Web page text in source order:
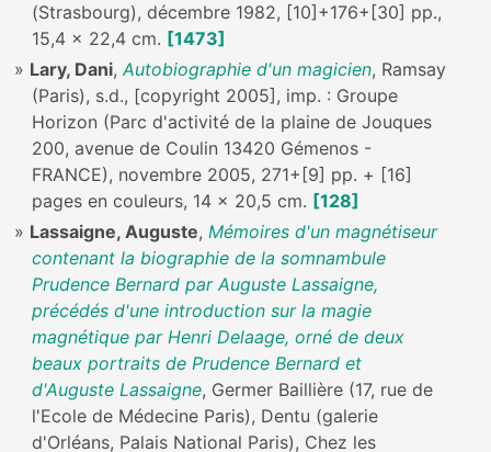
(Strasbourg), décembre 1982, [10]+176+[30] pp.,
15,4 x 22,4 cm. [1473]
Lary, Dani,Autobiographie d'un magicien, Ramsay
(Paris), s.d., [copyright 2005], imp. : Groupe
Horizon (Parc d'activité de la plaine de Jouques
200, avenue de Coulin 13420 Gémenos -
FRANCE), novembre 2005, 271+[9] pp. + [16]
pages en couleurs, 14 x 20,5 cm. [128]
Lassaigne, Auguste, Mémoires d'un magnétiseur
contenant la biographie de la somnambule
Prudence Bernard par Auguste Lassaigne,
précédés d'une introduction sur la magie
magnétique par Henri Delaage, orné de deux
beaux portraits de Prudence Bernard et
d'Auguste Lassaigne, Germer Baillière (17, rue de
l'Ecole de Médecine Paris), Dentu (galerie
d'Orléans, Palais National Paris), Chez les